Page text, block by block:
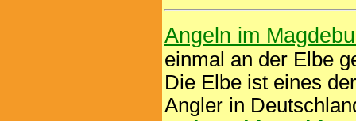
Angeln im
einmal an der Elbe
Die Elbe ist eines
Angler in